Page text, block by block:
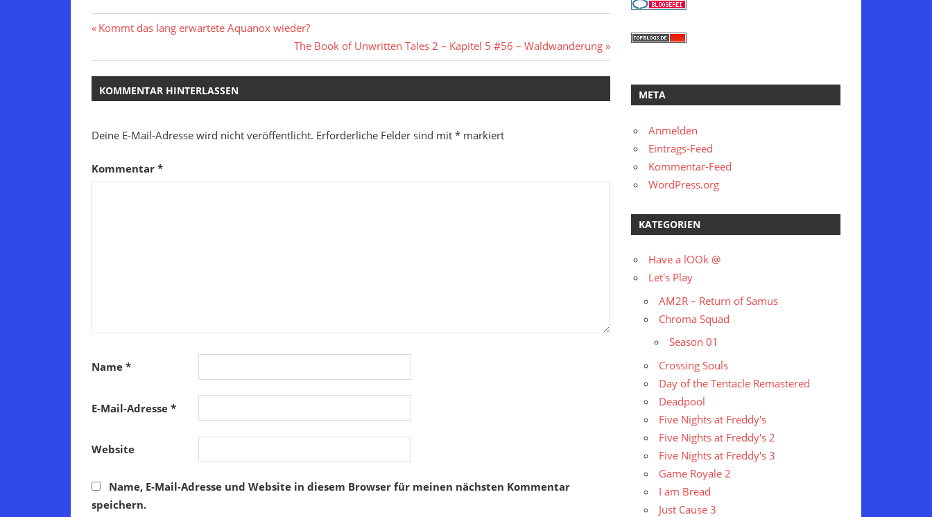
Beitragsnavigation
Vorheriger
Kommt das lang erwartete Aquanox wieder?
Nächster
Beitrag:
The Book of Unwritten Tales 2 – Kapitel 5 #56 – Waldwanderung
KOMMENTAR HINTERLASSEN
Deine E-Mail-Adresse wird nicht veröffentlicht. Erforderliche Felder sind mit * markiert
Kommentar *
Name *
E-Mail-Adresse *
Website
Name, E-Mail-Adresse und Website in diesem Browser für meinen nächsten Kommentar
speichern.
META
Anmelden
Eintrags-Feed
Kommentar-Feed
WordPress.org
KATEGORIEN
Have a lOOk @
Let's Play
AM2R – Return of Samus
Chroma Squad
Season 01
Crossing Souls
Day of the Tentacle Remastered
Deadpool
Five Nights at Freddy's
Five Nights at Freddy's 2
Five Nights at Freddy's 3
Game Royale 2
I am Bread
Just Cause 3